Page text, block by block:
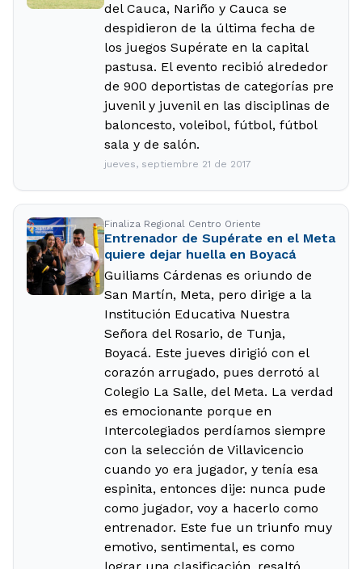
del Cauca, Nariño y Cauca se
despidieron de la última fecha de
los juegos Supérate en la capital
pastusa. El evento recibió alrededor
de 900 deportistas de categorías pre
juvenil y juvenil en las disciplinas de
baloncesto, voleibol, fútbol, fútbol
sala y de salón.
jueves, septiembre 21 de 2017
Finaliza Regional Centro Oriente
Entrenador de Supérate en el Meta
quiere dejar huella en Boyacá
Guiliams Cárdenas es oriundo de
San Martín, Meta, pero dirige a la
Institución Educativa Nuestra
Señora del Rosario, de Tunja,
Boyacá. Este jueves dirigió con el
corazón arrugado, pues derrotó al
Colegio La Salle, del Meta. La verdad
es emocionante porque en
Intercolegiados perdíamos siempre
con la selección de Villavicencio
cuando yo era jugador, y tenía esa
espinita, entonces dije: nunca pude
como jugador, voy a hacerlo como
entrenador. Este fue un triunfo muy
emotivo, sentimental, es como